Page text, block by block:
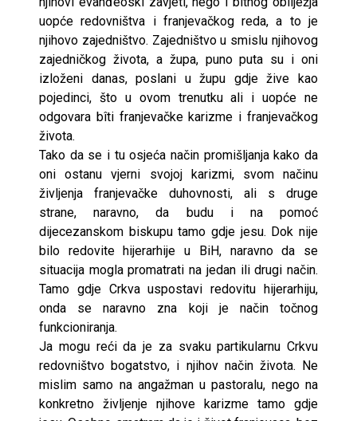
uopće redovništva i franjevačkog reda, a to je
njihovo zajedništvo. Zajedništvo u smislu njihovog
zajedničkog života, a župa, puno puta su i oni
izloženi danas, poslani u župu gdje žive kao
pojedinci, što u ovom trenutku ali i uopće ne
odgovara bîti franjevačke karizme i franjevačkog
života.
Tako da se i tu osjeća način promišljanja kako da
oni ostanu vjerni svojoj karizmi, svom načinu
življenja franjevačke duhovnosti, ali s druge
strane, naravno, da budu i na pomoć
dijecezanskom biskupu tamo gdje jesu. Dok nije
bilo redovite hijerarhije u BiH, naravno da se
situacija mogla promatrati na jedan ili drugi način.
Tamo gdje Crkva uspostavi redovitu hijerarhiju,
onda se naravno zna koji je način točnog
funkcioniranja.
Ja mogu reći da je za svaku partikularnu Crkvu
redovništvo bogatstvo, i njihov način života. Ne
mislim samo na angažman u pastoralu, nego na
konkretno življenje njihove karizme tamo gdje